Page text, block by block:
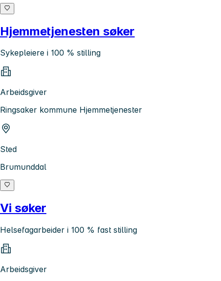
Hjemmetjenesten søker
Sykepleiere i 100 % stilling
Arbeidsgiver
Ringsaker kommune Hjemmetjenester
Sted
Brumunddal
Vi søker
Helsefagarbeider i 100 % fast stilling
Arbeidsgiver